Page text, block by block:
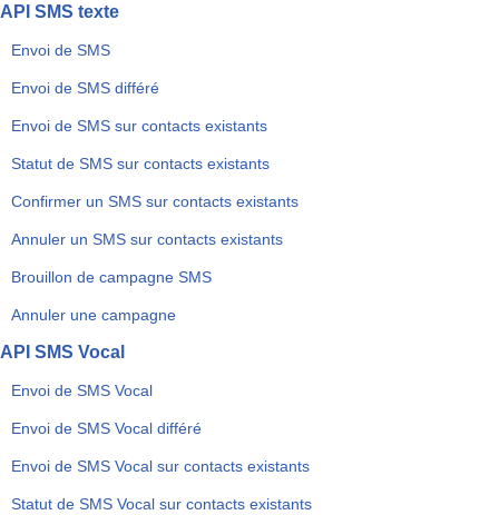
API SMS texte
Envoi de SMS
Envoi de SMS différé
Envoi de SMS sur contacts existants
Statut de SMS sur contacts existants
Confirmer un SMS sur contacts existants
Annuler un SMS sur contacts existants
Brouillon de campagne SMS
Annuler une campagne
API SMS Vocal
Envoi de SMS Vocal
Envoi de SMS Vocal différé
Envoi de SMS Vocal sur contacts existants
Statut de SMS Vocal sur contacts existants